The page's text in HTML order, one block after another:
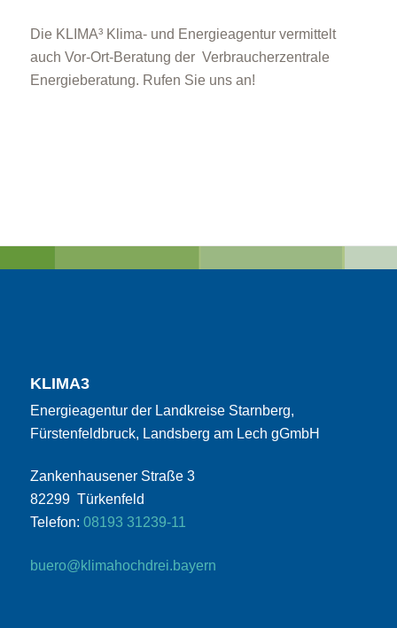
Die KLIMA³ Klima- und Energieagentur vermittelt
auch Vor-Ort-Beratung der Verbraucherzentrale
Energieberatung. Rufen Sie uns an!
KLIMA3
Energieagentur der Landkreise Starnberg,
Fürstenfeldbruck, Landsberg am Lech gGmbH
Zankenhausener Straße 3
82299 Türkenfeld
Telefon: 08193 31239-11
buero@klimahochdrei.bayern